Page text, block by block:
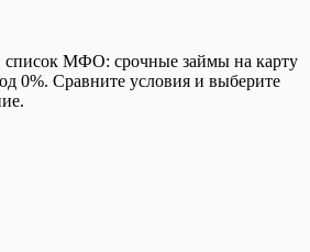
МФО: срочные займы на карту
0%. Сравните условия и выберите